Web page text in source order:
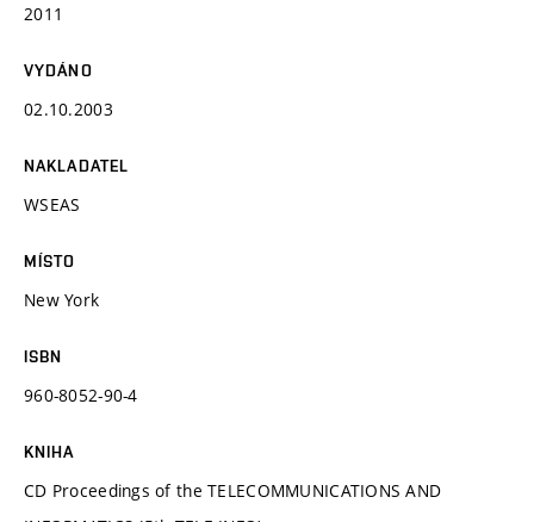
2011
VYDÁNO
02.10.2003
NAKLADATEL
WSEAS
MÍSTO
New York
ISBN
960-8052-90-4
KNIHA
CD Proceedings of the TELECOMMUNICATIONS AND